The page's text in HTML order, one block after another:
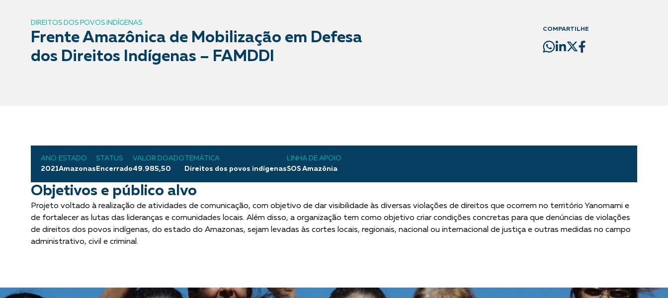
DIREITOS DOS POVOS INDÍGENAS
Frente Amazônica de Mobilização em Defesa
dos Direitos Indígenas – FAMDDI
COMPARTILHE
ANO
2021
ESTADO
Amazonas
STATUS
Encerrado
VALOR DOADO
49.985,50
TEMÁTICA
Direitos dos povos indígenas
LINHA DE APOIO
SOS Amazônia
Objetivos e público alvo
Projeto voltado à realização de atividades de comunicação, com objetivo de dar visibilidade às diversas violações de direitos que ocorrem no território Yanomami e
de fortalecer as lutas das lideranças e comunidades locais. Além disso, a organização tem como objetivo criar condições concretas para que denúncias de violações
de direitos dos povos indígenas, do estado do Amazonas, sejam levadas às cortes locais, regionais, nacional ou internacional de justiça e outras medidas no campo
administrativo, civil e criminal.